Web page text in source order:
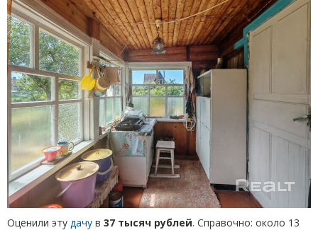
Оценили эту дачу в 37 тысяч рублей. Справочно: около 13